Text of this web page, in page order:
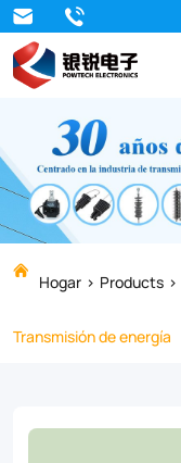
Brazo
cruzado
Hogar Products
Transmisión de energía